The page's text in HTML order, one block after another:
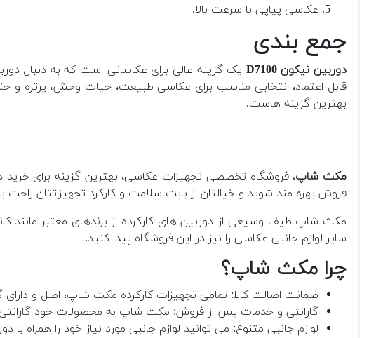
عکاسی پیاپی با سرعت بالا.
جمع بندی
دوربین نیکون D7100
یک گزینه عالی برای عکاسانی است که به دنبال
بهترین گزینه هاست.
مکث شاپ، فروشگاه تخصصی تجهیزات عکاسی، بهترین گزینه برای
فروش بهره مند شوید و خیالتان از بابت سلامت و کارکرد تجهیزاتتان راحت
مکث شاپ طیف وسیعی از دوربین های کارکرده از برندهای معتبر مانند
سایر لوازم جانبی عکاسی را نیز در این فروشگاه پیدا کنید.
چرا مکث شاپ؟
ضمانت اصالت کالا: تمامی تجهیزات کارکرده مکث شاپ، اصل و دارای
گارانتی و خدمات پس از فروش: مکث شاپ به محصولات خود
لوازم جانبی متنوع: می توانید لوازم جانبی مورد نیاز خود را همراه با